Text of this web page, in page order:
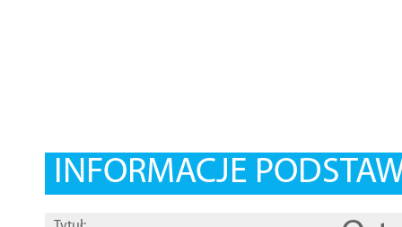
INFORMACJE